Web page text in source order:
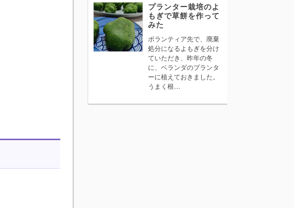
プランター栽培のよ
もぎで草餅を作って
みた
ボランティア先で、廃棄
処分になるよもぎを分け
ていただき、昨年の冬
に、ベランダのプランタ
ーに植えておきました。
うまく根…